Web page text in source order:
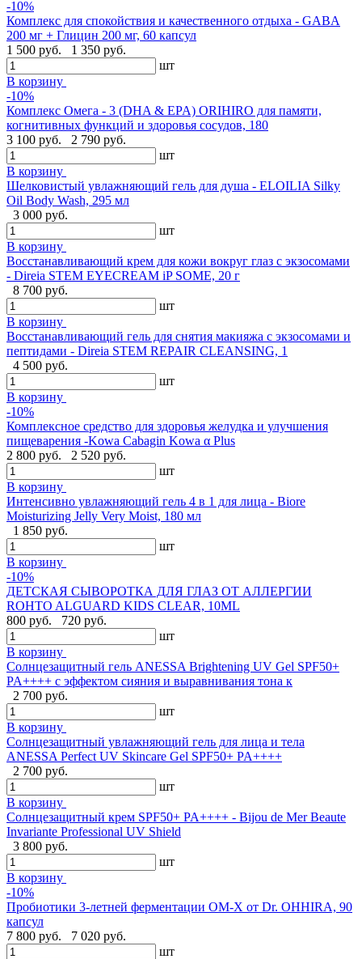
-10%
Комплекс для спокойствия и качественного отдыха - GABA
200 мг + Глицин 200 мг, 60 капсул
1 500 руб.
1 350 руб.
шт
В корзину
-10%
Комплекс Омега - 3 (DHA & EPA) ORIHIRO для памяти,
когнитивных функций и здоровья сосудов, 180
3 100 руб.
2 790 руб.
шт
В корзину
Шелковистый увлажняющий гель для душа - ELOILIA Silky
Oil Body Wash, 295 мл
3 000 руб.
шт
В корзину
Восстанавливающий крем для кожи вокруг глаз с экзосомами
- Direia STEM EYECREAM iP SOME, 20 г
8 700 руб.
шт
В корзину
Восстанавливающий гель для снятия макияжа с экзосомами и
пептидами - Direia STEM REPAIR CLEANSING, 1
4 500 руб.
шт
В корзину
-10%
Комплексное средство для здоровья желудка и улучшения
пищеварения -Kowa Cabagin Kowa α Plus
2 800 руб.
2 520 руб.
шт
В корзину
Интенсивно увлажняющий гель 4 в 1 для лица - Biore
Moisturizing Jelly Very Moist, 180 мл
1 850 руб.
шт
В корзину
-10%
ДЕТСКАЯ СЫВОРОТКА ДЛЯ ГЛАЗ ОТ АЛЛЕРГИИ
ROHTO ALGUARD KIDS CLEAR, 10ML
800 руб.
720 руб.
шт
В корзину
Солнцезащитный гель ANESSA Brightening UV Gel SPF50+
PA++++ с эффектом сияния и выравнивания тона к
2 700 руб.
шт
В корзину
Солнцезащитный увлажняющий гель для лица и тела
ANESSA Perfect UV Skincare Gel SPF50+ PA++++
2 700 руб.
шт
В корзину
Cолнцезащитный крем SPF50+ PA++++ - Bijou de Mer Beaute
Invariante Professional UV Shield
3 800 руб.
шт
В корзину
-10%
Пробиотики 3-летней ферментации OM-X от Dr. OHHIRA, 90
капсул
7 800 руб.
7 020 руб.
шт